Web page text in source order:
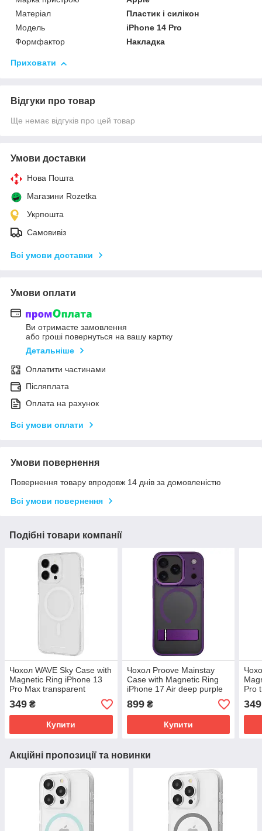
Матеріал
Пластик і силікон
Мoдель
iPhone 14 Pro
Формфактор
Накладка
Приховати
Відгуки про товар
Ще немає відгуків про цей товар
Умови доставки
Нова Пошта
Магазини Rozetka
Укрпошта
Самовивіз
Всі умови доставки
Умови оплати
Ви отримаєте замовлення
або гроші повернуться на вашу картку
Детальніше
Оплатити частинами
Післяплата
Оплата на рахунок
Всі умови оплати
Умови повернення
Повернення товару впродовж 14 днів за домовленістю
Всі умови повернення
Подібні товари компанії
Чохол WAVE Sky Case with
Magnetic Ring iPhone 13
Pro Max transparent
(57400)
349 ₴
Купити
Чохол Proove Mainstay
Case with Magnetic Ring
iPhone 17 Air deep purple
PCMCIP17AR04
(Фіолетовий)
899₴
Купити
Pro
349
Акційні пропозиції та новинки